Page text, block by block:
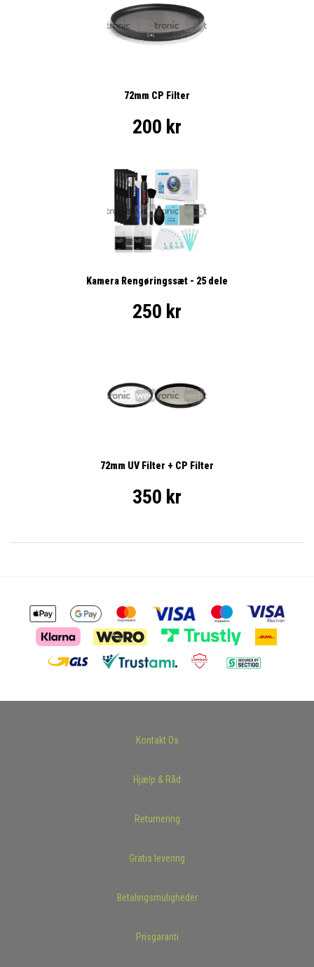
72mm CP Filter
200 kr
Kamera Rengøringssæt - 25 dele
250 kr
72mm UV Filter + CP Filter
350 kr
Kontakt Os
Hjælp & Råd
Returnering
Gratis levering
Betalingsmuligheder
Prisgaranti